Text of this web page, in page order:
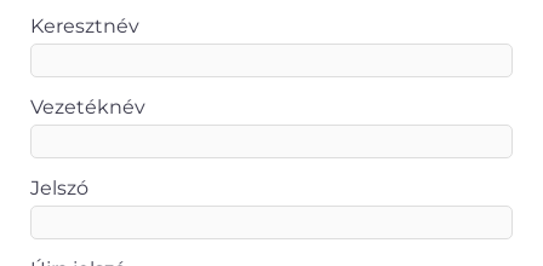
Keresztnév
Vezetéknév
Jelszó